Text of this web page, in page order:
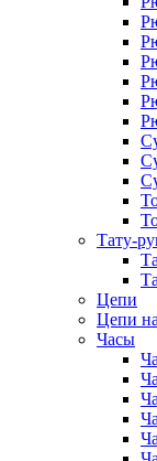
Тату-
Цепи
Цепи
Часы